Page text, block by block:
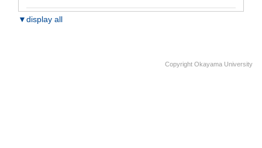
▼display all
Copyright Okayama University